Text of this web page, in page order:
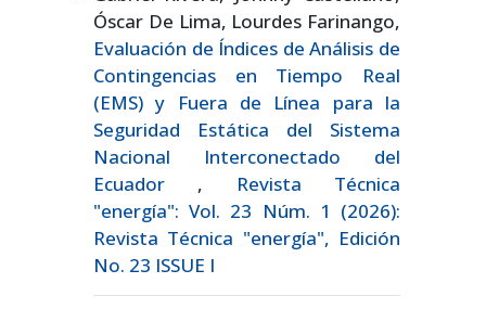
Óscar De Lima, Lourdes Farinango,
Evaluación de Índices de Análisis de
Contingencias en Tiempo Real
(EMS) y Fuera de Línea para la
Seguridad Estática del Sistema
Nacional Interconectado del
Ecuador ,
Revista Técnica
"energía": Vol. 23 Núm. 1 (2026):
Revista Técnica "energía", Edición
No. 23 ISSUE I